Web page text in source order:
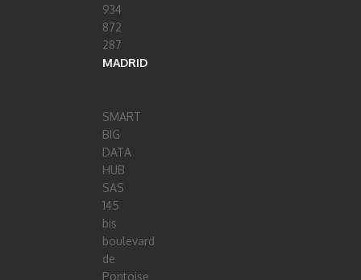
934
872
287
MADRID
SMART
BIG
DATA
HUB
SAS
145
bis
boulevard
de
Pontoise